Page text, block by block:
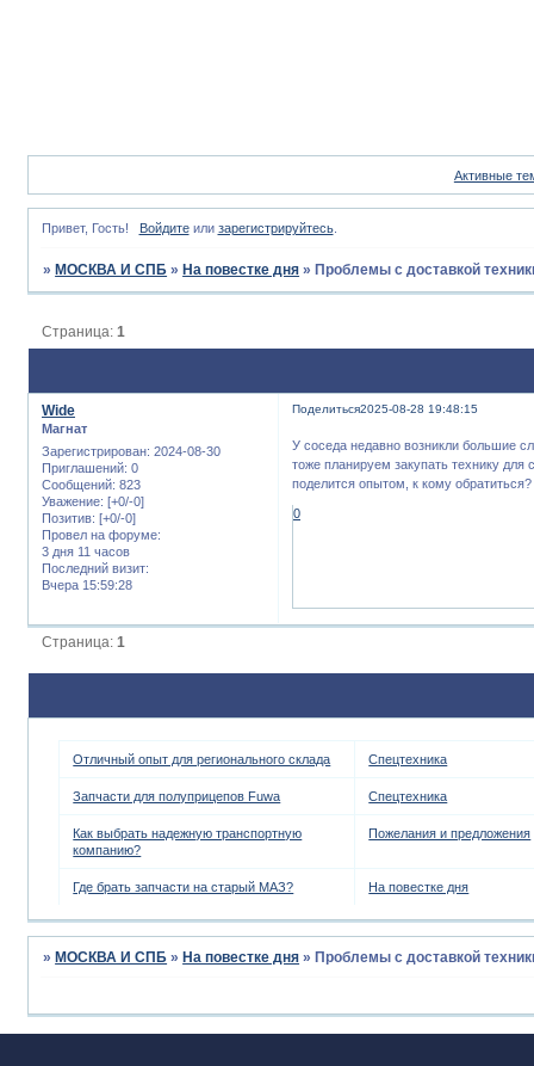
Активные
Привет, Гость! Войдитеили зарегистрируйтесь.
» МОСКВА И СПБ » На повестке дня » Проблемы с доставкой
Страница:1
Поделиться2025-08-28 19:48:15
Wide
Магнат
Зарегистрирован: 2024-08-30
Приглашений: 0
Сообщений: 823
Уважение: [+0/-0]
Позитив: [+0/-0]
Провел на форуме:
3 дня 11 часов
Последний визит:
Вчера 15:59:28
У соседа недавно возникли большие
тоже планируем закупать технику для
поделится опытом, к кому обратиться?
0
Страница:1
Отличный опыт для регионального склада Спецтехника
Запчасти для полуприцепов Fuwa Спецтехника
Как выбрать надежную транспортную
компанию?
Пожелания и предложения
Где брать запчасти на старый МАЗ? На повестке дня
» МОСКВА И СПБ » На повестке дня » Проблемы с доставкой